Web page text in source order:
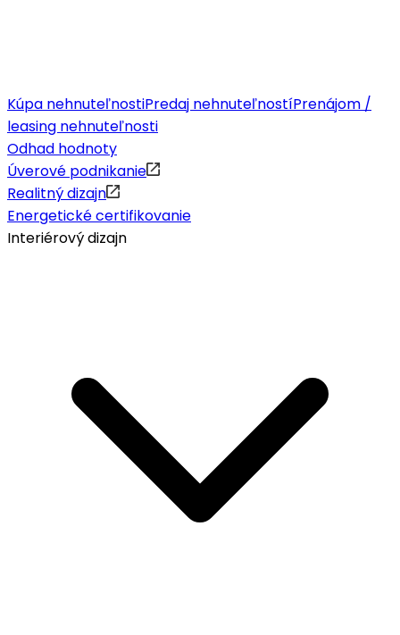
Kúpa nehnuteľnostiPredaj nehnuteľnostíPrenájom /
leasing nehnuteľnosti
Odhad hodnoty
Úverové podnikanie
Realitný dizajn
Energetické certifikovanie
Interiérový dizajn